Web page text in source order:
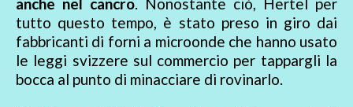
anche nel cancro. Nonostante ciò, Hertel per
tutto questo tempo, è stato preso in giro dai
fabbricanti di forni a microonde che hanno usato
le leggi svizzere sul commercio per tappargli la
bocca al punto di minacciare di rovinarlo.